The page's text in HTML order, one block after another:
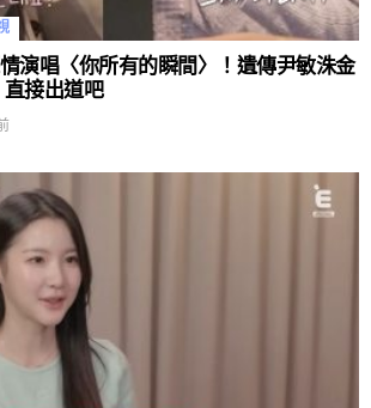
演唱〈你所有的瞬間〉！遺傳尹敏洙金
接出道吧